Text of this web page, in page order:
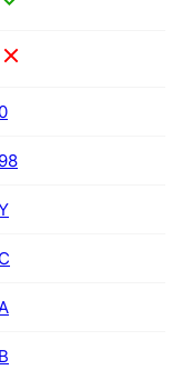
0
98
C
B